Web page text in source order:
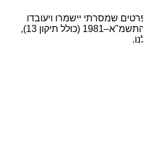
שמסרתי יישמרו ויעובדו
בהתאם לחוק הגנת הפרטיות, התשמ"א–1981 (כולל תיקון 13),